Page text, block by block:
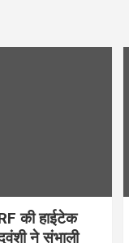
की हाईटेक
ने संभाली